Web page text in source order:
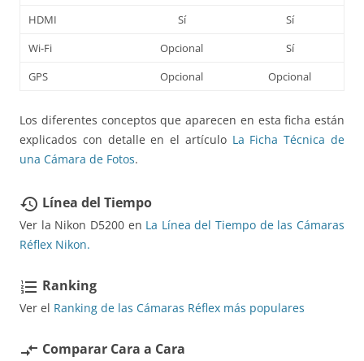
HDMI
Sí
Sí
Wi-Fi
Opcional
Sí
GPS
Opcional Opcional
Los diferentes conceptos que aparecen en esta ficha están
explicados con detalle en el artículo La Ficha Técnica de
una Cámara de Fotos.
restore Línea del Tiempo
Ver la Nikon D5200 en La Línea del Tiempo de las Cámaras
Réflex Nikon.
format_list_numbered Ranking
Ver el Ranking de las Cámaras Réflex más populares
compare_arrows Comparar Cara a Cara